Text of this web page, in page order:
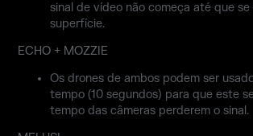
sinal de vídeo não começa até que
superfície.
ECHO + MOZZIE
Os drones de ambos podem ser
tempo (10 segundos) para que este
tempo das câmeras perderem o sinal.